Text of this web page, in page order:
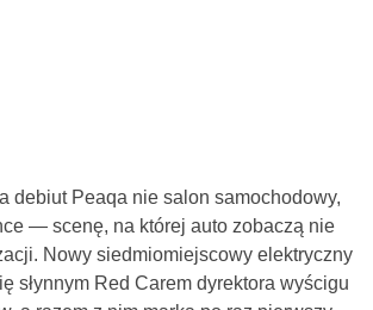
debiut Peaqa nie salon samochodowy,
— scenę, na której auto zobaczą nie
Nowy siedmiomiejscowy elektryczny
słynnym Red Carem dyrektora wyścigu